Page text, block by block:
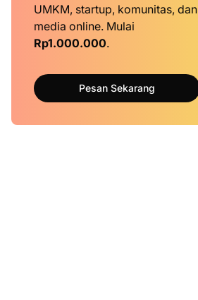
UMKM, startup, komunitas, dan
media online. Mulai
Rp1.000.000.
Pesan Sekarang